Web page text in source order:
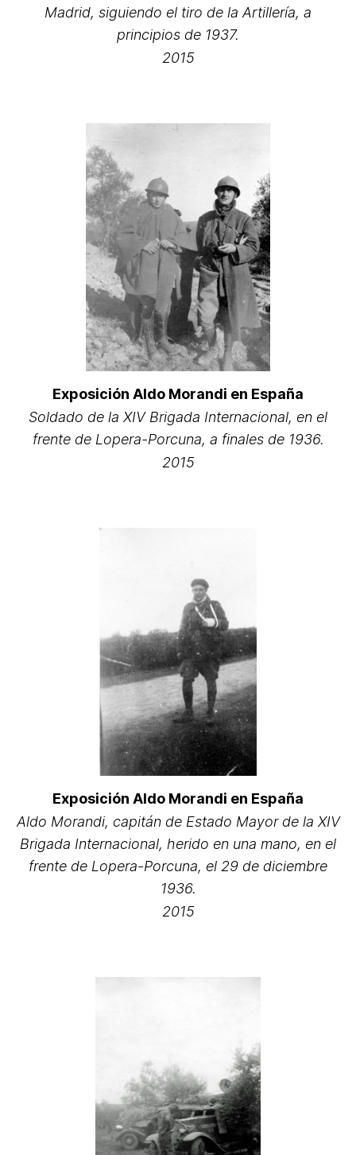
Madrid, siguiendo el tiro de la Artillería, a
principios de 1937.
2015
Exposición Aldo Morandi en España
Soldado de la XIV Brigada Internacional, en el
frente de Lopera-Porcuna, a finales de 1936.
2015
Exposición Aldo Morandi en España
Aldo Morandi, capitán de Estado Mayor de la XIV
Brigada Internacional, herido en una mano, en el
frente de Lopera-Porcuna, el 29 de diciembre
1936.
2015